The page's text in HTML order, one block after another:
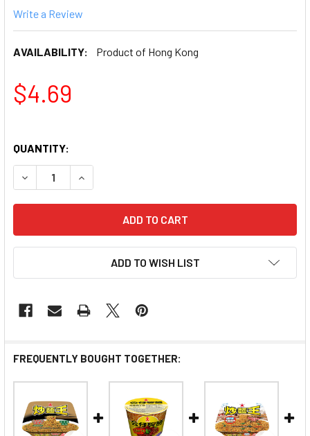
Write a Review
AVAILABILITY: Product of Hong Kong
$4.69
QUANTITY:
ADD TO WISH LIST
FREQUENTLY BOUGHT TOGETHER: